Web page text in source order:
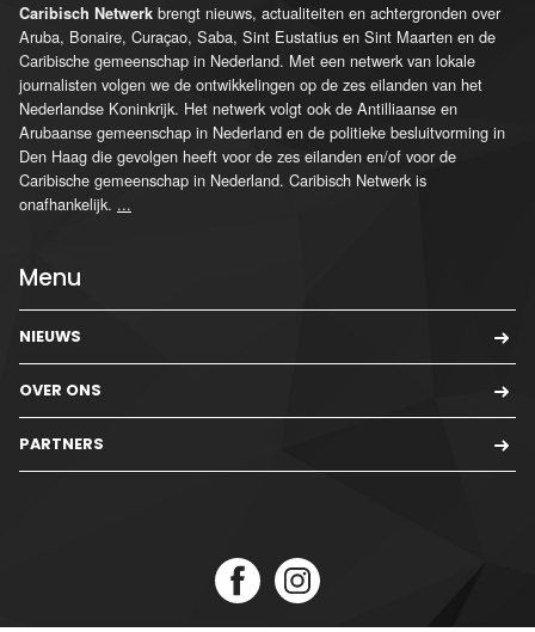
Caribisch Netwerk brengt nieuws, actualiteiten en achtergronden over
Aruba, Bonaire, Curaçao, Saba, Sint Eustatius en Sint Maarten en de
Caribische gemeenschap in Nederland. Met een netwerk van lokale
journalisten volgen we de ontwikkelingen op de zes eilanden van het
Nederlandse Koninkrijk. Het netwerk volgt ook de Antilliaanse en
Arubaanse gemeenschap in Nederland en de politieke besluitvorming in
Den Haag die gevolgen heeft voor de zes eilanden en/of voor de
Caribische gemeenschap in Nederland. Caribisch Netwerk is
onafhankelijk. ...
Menu
NIEUWS
OVER ONS
PARTNERS